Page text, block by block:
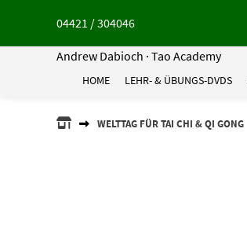
Inhalt
04421 / 304046
Andrew Dabioch · Tao Academy
HOME LEHR- & ÜBUNGS-DVDS
ANDREWWELTTAG FÜR TAI CHI & QI GONG